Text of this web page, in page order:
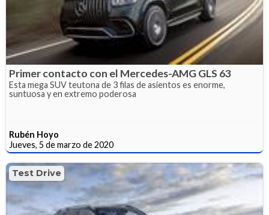
Primer contacto con el Mercedes-AMG GLS 63
Esta mega SUV teutona de 3 filas de asientos es enorme,
suntuosa y en extremo poderosa
Rubén Hoyo
Jueves, 5 de marzo de 2020
Test Drive